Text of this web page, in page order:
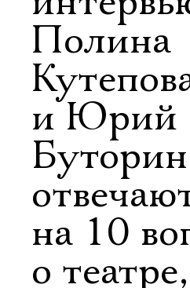
Полина
и Юрий
Буторин
на 10
о театре,